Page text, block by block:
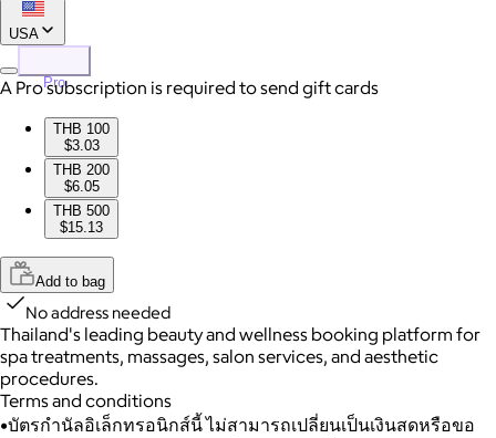
USA
Pro
A Pro subscription is required to send gift cards
THB 100
$3.03
THB 200
$6.05
THB 500
$15.13
Add to bag
No address needed
Thailand's leading beauty and wellness booking platform for
spa treatments, massages, salon services, and aesthetic
procedures.
Terms and conditions
•บัตรกำนัลอิเล็กทรอนิกส์นี้ ไม่สามารถเปลี่ยนเป็นเงินสดหรือขอ